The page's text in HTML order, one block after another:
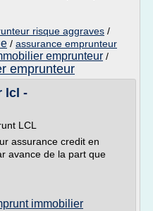
risque aggraves /
/ assurance emprunteur
emprunteur /
emprunteur
lcl -
LCL
assurance credit en
avance de la part que
immobilier